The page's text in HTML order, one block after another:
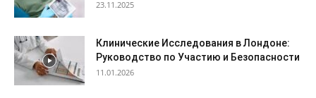
23.11.2025
Клинические Исследования в Лондоне:
Руководство по Участию и Безопасности
11.01.2026